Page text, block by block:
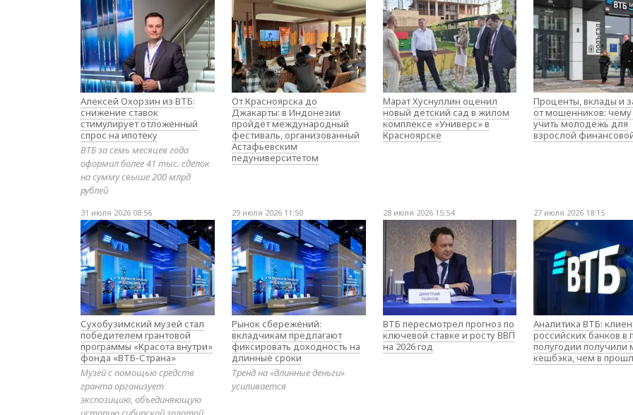
Алексей Охорзин из ВТБ:
снижение ставок
стимулирует отложенный
спрос на ипотеку
ВТБ за семь месяцев года
оформил более 41 тыс. сделок
на сумму свыше 200 млрд
рублей
От Красноярска до
Джакарты: в Индонезии
пройдёт международный
фестиваль, организованный
Астафьевским
педуниверситетом
Марат Хуснуллин оценил
новый детский сад в жилом
комплексе «Универс» в
Красноярске
Проценты, вклады и
от мошенников: чему
учить молодёжь для
взрослой
31 июля 2026 08:56
Сухобузимский музей стал
победителем грантовой
программы «Красота внутри»
фонда «ВТБ-Страна»
Музей с помощью средств
гранта организует
экспозицию, объединяющую
29 июля 2026 11:50
Рынок сбережений:
вкладчикам предлагают
фиксировать доходность на
длинные сроки
Тренд на «длинные деньги»
усиливается
28 июля 2026 15:54
ВТБ пересмотрел прогноз по
ключевой ставке и росту ВВП
на 2026 год
27 июля 2026 18:15
Аналитика ВТБ:
российских банков в
полугодии
кешбэка, чем в